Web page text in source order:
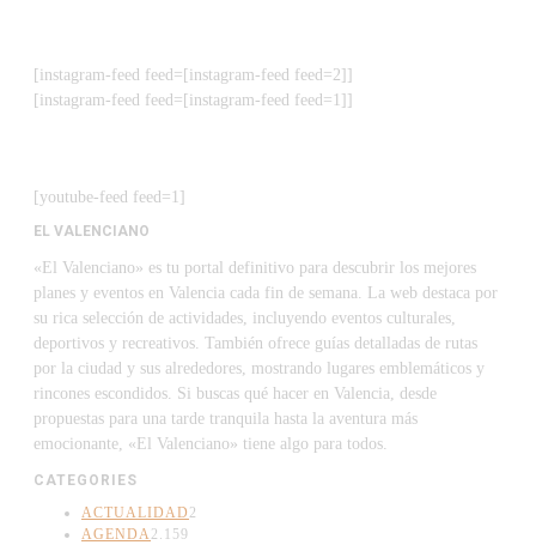
[instagram-feed feed=[instagram-feed feed=2]]
[instagram-feed feed=[instagram-feed feed=1]]
[youtube-feed feed=1]
EL VALENCIANO
«El Valenciano» es tu portal definitivo para descubrir los mejores
planes y eventos en Valencia cada fin de semana. La web destaca por
su rica selección de actividades, incluyendo eventos culturales,
deportivos y recreativos. También ofrece guías detalladas de rutas
por la ciudad y sus alrededores, mostrando lugares emblemáticos y
rincones escondidos. Si buscas qué hacer en Valencia, desde
propuestas para una tarde tranquila hasta la aventura más
emocionante, «El Valenciano» tiene algo para todos.
CATEGORIES
ACTUALIDAD 2
AGENDA2.159